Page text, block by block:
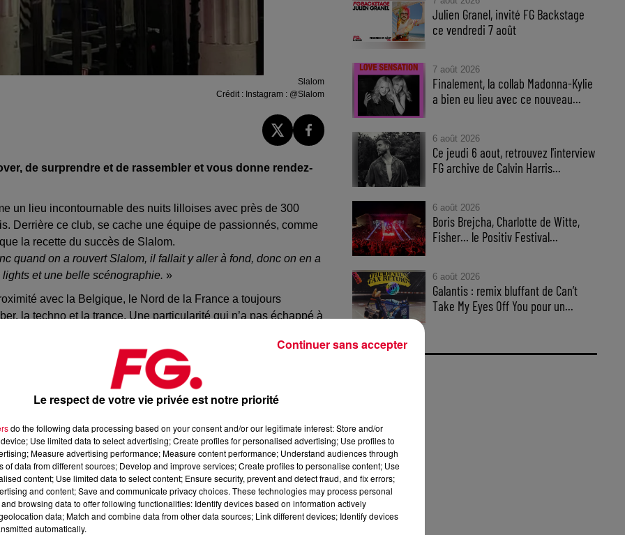
Slalom
Crédit : Instagram : @Slalom
de surprendre et de rassembler et vous donne rendez-
un lieu incontournable des nuits lilloises avec près de 300
Derrière ce club, se cache une équipe de passionnés, comme
la recette du succès de Slalom.
quand on a rouvert Slalom, il fallait y aller à fond, donc on en a
et une belle scénographie. »
avec la Belgique, le Nord de la France a toujours
la techno et la trance. Une particularité qui n’a pas échappé à
rien qui ne peut arrêter la machine (rire), c’est un bonheur,
la fête sur deux week-ends avec une programmation
et de l’expérimentation sonore sera la tête d'affiche d'un line
électronique et de sonorités arabes et moyen-orientales,
libanaise kickera en français et en mandarin. Un concert pour
music, Mandragoraprésentera son tout nouveau concept de
Julien Granel, invité FG Backstage
ce vendredi 7 août
7 août 2026
Finalement, la collab Madonna-Kylie
a bien eu lieu avec ce nouveau...
6 août 2026
Ce jeudi 6 aout, retrouvez l'interview
FG archive de Calvin Harris...
6 août 2026
Boris Brejcha, Charlotte de Witte,
Fisher… le Positiv Festival...
6 août 2026
Galantis : remix bluffant de Can’t
Take My Eyes Off You pour un...
Le respect de votre vie privée est notre priorité
do the following data processing based on your consent and/or our legitimate interest: Store and/or
Use limited data to select advertising; Create profiles for personalised advertising; Use profiles to
Measure advertising performance; Measure content performance; Understand audiences through
of data from different sources; Develop and improve services; Create profiles to personalise content; Use
content; Use limited data to select content; Ensure security, prevent and detect fraud, and fix errors;
and content; Save and communicate privacy choices. These technologies may process personal
browsing data to offer following functionalities: Identify devices based on information actively
data; Match and combine data from other data sources; Link different devices; Identify devices
automatically.
Continuer sans accepter